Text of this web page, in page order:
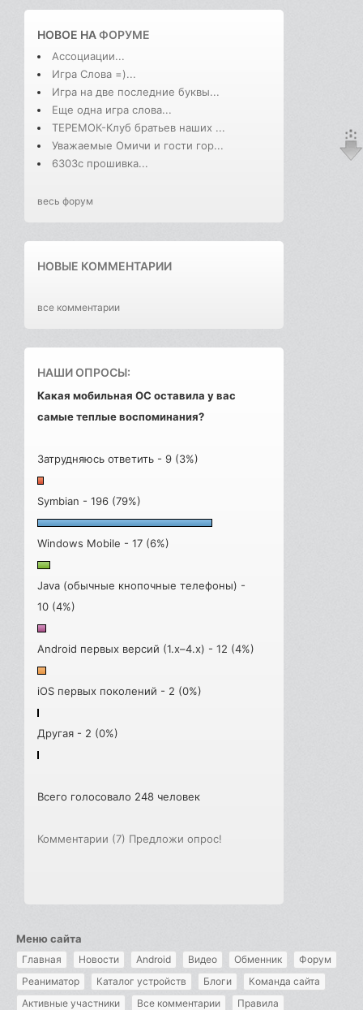
НОВОЕ НАФОРУМЕ
Ассоциации...
Игра Слова =)...
Игра на две последние буквы...
Еще одна игра слова...
ТЕРЕМОК-Клуб братьев наших ...
Уважаемые Омичи и гости гор...
6303с прошивка...
весь форум
НОВЫЕ КОММЕНТАРИИ
все комментарии
НАШИ ОПРОСЫ:
Какая мобильная ОС оставила у вас
самые теплые воспоминания?
Затрудняюсь ответить - 9 (3%)
Symbian - 196 (79%)
Windows Mobile - 17 (6%)
Java (обычные кнопочные телефоны) -
10 (4%)
Android первых версий (1.x–4.x) - 12 (4%)
iOS первых поколений - 2 (0%)
Другая - 2 (0%)
Всего голосовало 248 человек
Комментарии (7) Предложи опрос!
Меню сайта
Главная Новости Android Видео Обменник
Форум
Реаниматор
Каталог устройств Блоги
Команда сайта
Активные участники
Все комментарии Правила